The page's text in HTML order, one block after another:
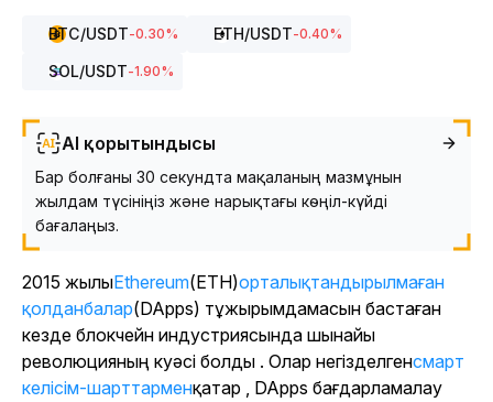
BTC/USDT-0.30% ETH/USDT-0.40%
SOL/USDT-1.90%
AI қорытындысы
Бар болғаны 30 секундта мақаланың мазмұнын
жылдам түсініңіз және нарықтағы көңіл-күйді
бағалаңыз.
2015 жылыEthereum(ETH)орталықтандырылмаған
қолданбалар(DApps) тұжырымдамасын бастаған
кезде блокчейн индустриясында шынайы
революцияның куәсі болды . Олар негізделгенсмарт
келісім-шарттарменқатар , DApps бағдарламалау